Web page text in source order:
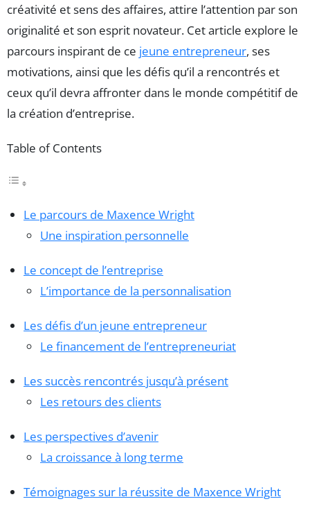
créativité et sens des affaires, attire l’attention par son
originalité et son esprit novateur. Cet article explore le
parcours inspirant de ce jeune entrepreneur, ses
motivations, ainsi que les défis qu’il a rencontrés et
ceux qu’il devra affronter dans le monde compétitif de
la création d’entreprise.
Table of Contents
Le parcours de Maxence Wright
Une inspiration personnelle
Le concept de l’entreprise
L’importance de la personnalisation
Les défis d’un jeune entrepreneur
Le financement de l’entrepreneuriat
Les succès rencontrés jusqu’à présent
Les retours des clients
Les perspectives d’avenir
La croissance à long terme
Témoignages sur la réussite de Maxence Wright